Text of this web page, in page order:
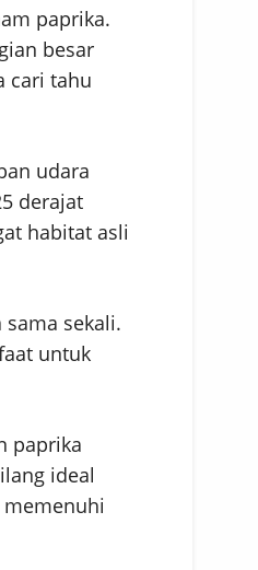
paprika.
besar
cari tahu
udara
derajat
habitat asli
sekali.
untuk
paprika
ideal